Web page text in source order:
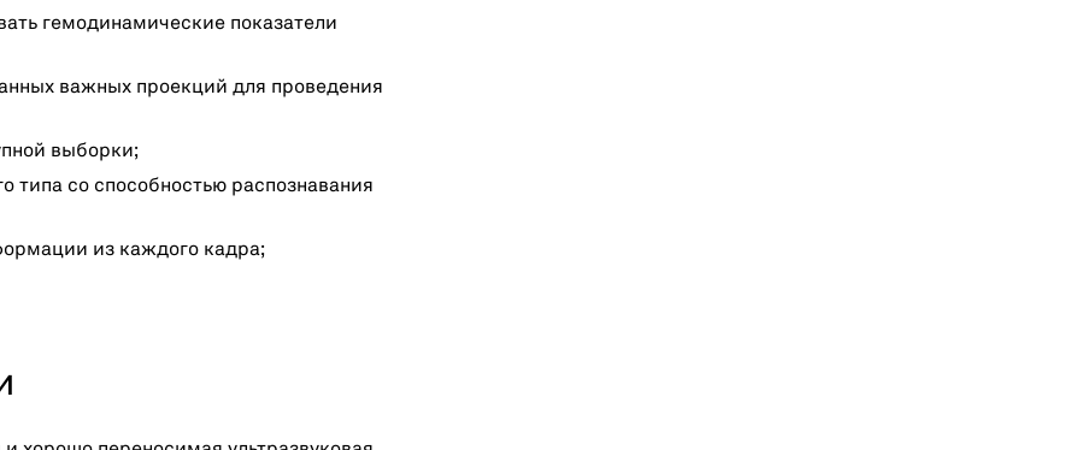
гемодинамические показатели
важных проекций для проведения
выборки;
типа со способностью распознавания
из каждого кадра;